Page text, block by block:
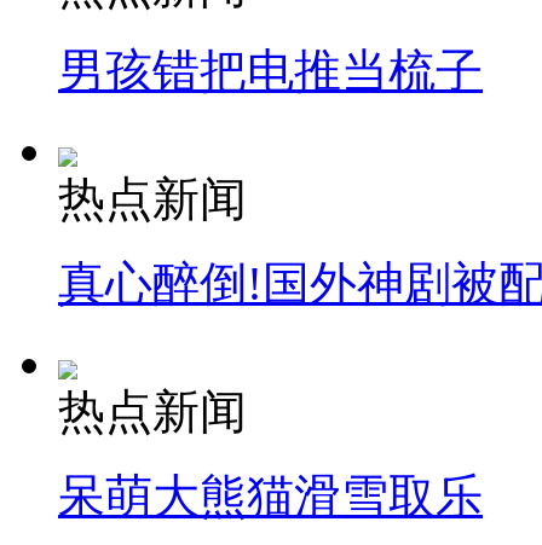
男孩错把电推当梳子
热点新闻
真心醉倒!国外神剧被
热点新闻
呆萌大熊猫滑雪取乐